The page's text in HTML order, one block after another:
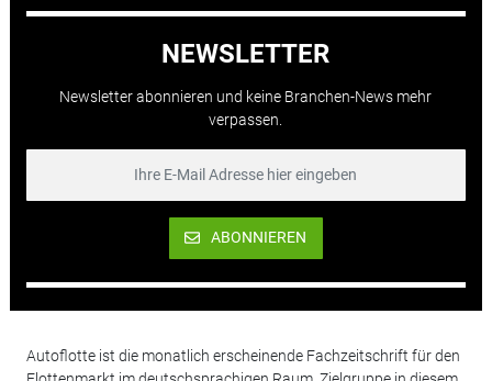
NEWSLETTER
Newsletter abonnieren und keine Branchen-News mehr
verpassen.
ABONNIEREN
Autoflotte ist die monatlich erscheinende Fachzeitschrift für den